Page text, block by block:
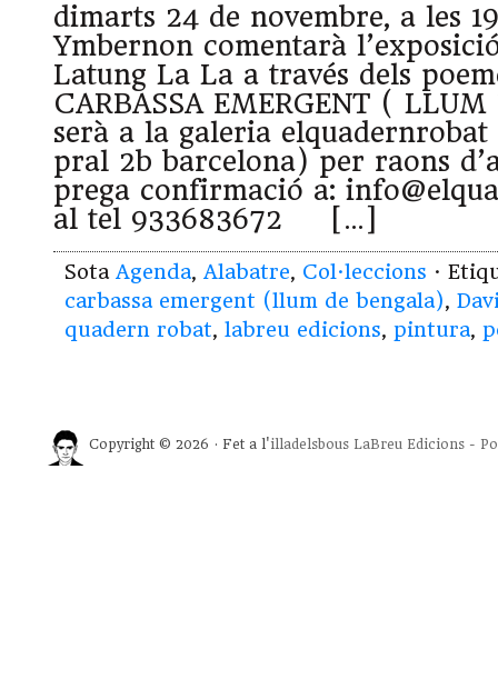
dimarts 24 de novembre, a les
Ymbernon comentarà
Latung La La a través dels
CARBASSA EMERGENT (
serà a la galeria
pral 2b barcelona) per raons
prega confirmació a:
al tel 933683672 […]
Sota Agenda, Alabatre, Col·leccions ·
carbassa emergent (llum de bengala),
quadern robat, labreu edicions, pintura,
Copyright © 2026 · Fet a l'illadelsbous LaBreu Edicions -